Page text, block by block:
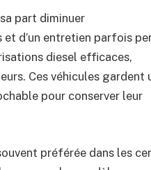
part diminuer
d’un entretien parfois
diesel efficaces,
Ces véhicules gardent
pour conserver leur
préférée dans les